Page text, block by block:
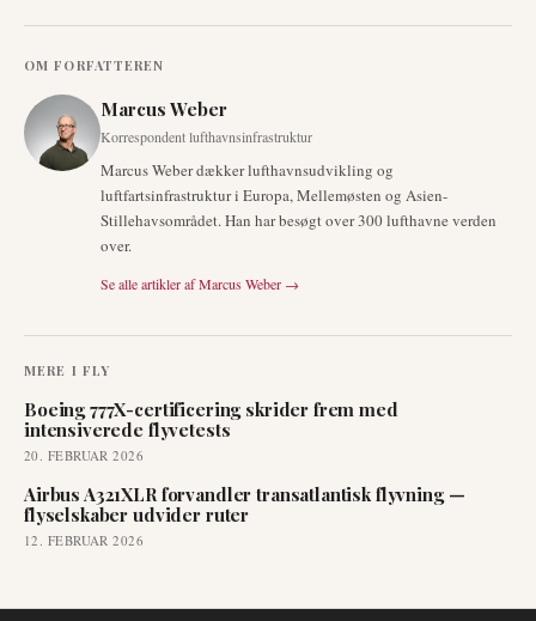
OM FORFATTEREN
Marcus Weber
Korrespondent lufthavnsinfrastruktur
Marcus Weber dækker lufthavnsudvikling og
luftfartsinfrastruktur i Europa, Mellemøsten og Asien-
Stillehavsområdet. Han har besøgt over 300 lufthavne verden
over.
Se alle artikler afMarcus Weber →
MERE I FLY
Boeing 777X-certificering skrider frem med
intensiverede flyvetests
20. FEBRUAR 2026
Airbus A321XLR forvandler transatlantisk flyvning —
flyselskaber udvider ruter
12. FEBRUAR 2026